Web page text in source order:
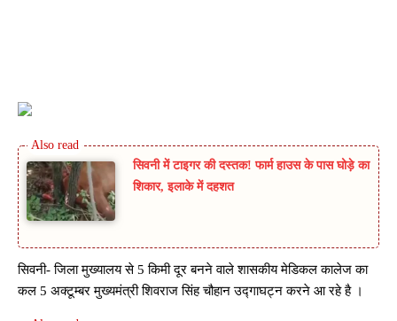
सिवनी में टाइगर की दस्तक! फार्म हाउस के पास घोड़े का
शिकार, इलाके में दहशत
सिवनी- जिला मुख्यालय से 5 किमी दूर बनने वाले शासकीय मेडिकल कालेज का
कल 5 अक्टूम्बर मुख्यमंत्री शिवराज सिंह चौहान उद्गाघट्न करने आ रहे है ।